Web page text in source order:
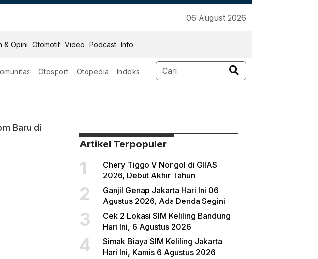
06 August 2026
& Opini Otomotif Video Podcast Info
Otosport Otopedia Indeks
Baru di
Artikel Terpopuler
1
Chery Tiggo V Nongol di GIIAS
2026, Debut Akhir Tahun
2
Ganjil Genap Jakarta Hari Ini 06
Agustus 2026, Ada Denda Segini
3
Cek 2 Lokasi SIM Keliling Bandung
Hari Ini, 6 Agustus 2026
4
Simak Biaya SIM Keliling Jakarta
Hari Ini, Kamis 6 Agustus 2026